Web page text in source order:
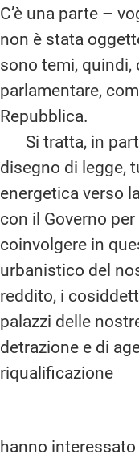
C’è una parte –
non è stata
sono temi,
parlamentare,
Repubblica.
Si tratta, in
disegno di legge,
energetica verso
con il Governo
coinvolgere in
urbanistico del
reddito, i
palazzi delle
detrazione e di
riqualificazione
hanno